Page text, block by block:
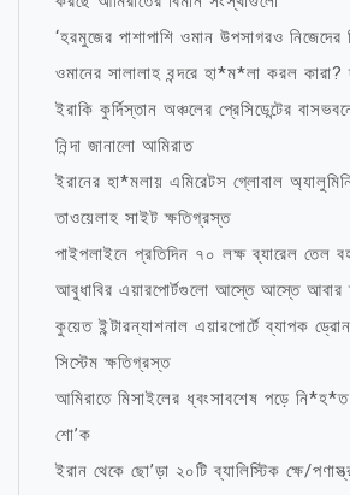
‘হরমুজের পাশাপাশি ওমান উপসাগরও নিজেদের
ওমানের সালালাহ বন্দরে হা*ম*লা করল কারা?
ইরাকি কুর্দিস্তান অঞ্চলের প্রেসিডেন্টের
নিন্দা জানালো আমিরাত
ইরানের হা*মলায় এমিরেটস গ্লোবাল
তাওয়েলাহ সাইট ক্ষতিগ্রস্ত
পাইপলাইনে প্রতিদিন ৭০ লক্ষ ব্যারেল তেল
আবুধাবির এয়ারপোর্টগুলো আস্তে আস্তে আবার
কুয়েত ইন্টারন্যাশনাল এয়ারপোর্টে ব্যাপক
সিস্টেম ক্ষতিগ্রস্ত
আমিরাতে মিসাইলের ধ্বংসাবশেষ পড়ে
শো’ক
ইরান থেকে ছো’ড়া ২০টি ব্যালিস্টিক ক্ষে/